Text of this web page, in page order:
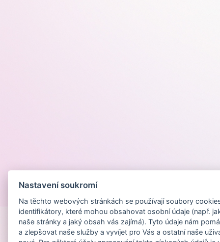
Nastavení soukromí
Na těchto webových stránkách se používají soubory
identifikátory, které mohou obsahovat osobní údaje (např.
naše stránky a jaký obsah vás zajímá). Tyto údaje nám
a zlepšovat naše služby a vyvíjet pro Vás a ostatní naše